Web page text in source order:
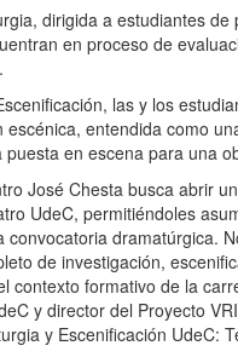
dirigida a estudiantes de
en proceso de
las y los
entendida como
en escena para una
José Chesta busca abrir
UdeC, permitiéndoles
dramatúrgica.
de investigación,
contexto formativo de la
y director del Proyecto
y Escenificación UdeC: